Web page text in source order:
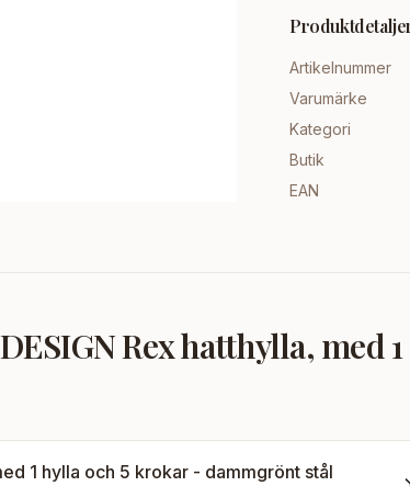
Artikelnummer
Varumärke
Kategori
Butik
EAN
Rex hatthylla,
1 hylla och 5 krokar - dammgrönt stål